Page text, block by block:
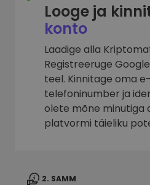
Looge ja
konto
Laadige alla
Registreeruge
teel. Kinnitage oma
telefoninumber ja
olete mõne minutiga
platvormi täieliku
2. SAMM